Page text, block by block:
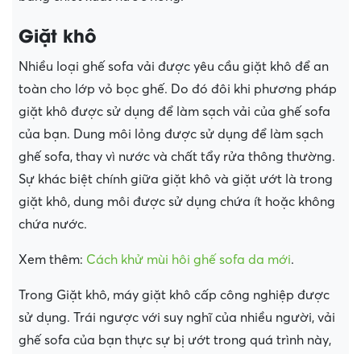
Giặt khô
Nhiều loại ghế sofa vải được yêu cầu giặt khô để an
toàn cho lớp vỏ bọc ghế. Do đó đôi khi phương pháp
giặt khô được sử dụng để làm sạch vải của ghế sofa
của bạn. Dung môi lỏng được sử dụng để làm sạch
ghế sofa, thay vì nước và chất tẩy rửa thông thường.
Sự khác biệt chính giữa giặt khô và giặt ướt là trong
giặt khô, dung môi được sử dụng chứa ít hoặc không
chứa nước.
Xem thêm: Cách khử mùi hôi ghế sofa da mới.
Trong Giặt khô, máy giặt khô cấp công nghiệp được
sử dụng. Trái ngược với suy nghĩ của nhiều người, vải
ghế sofa của bạn thực sự bị ướt trong quá trình này,